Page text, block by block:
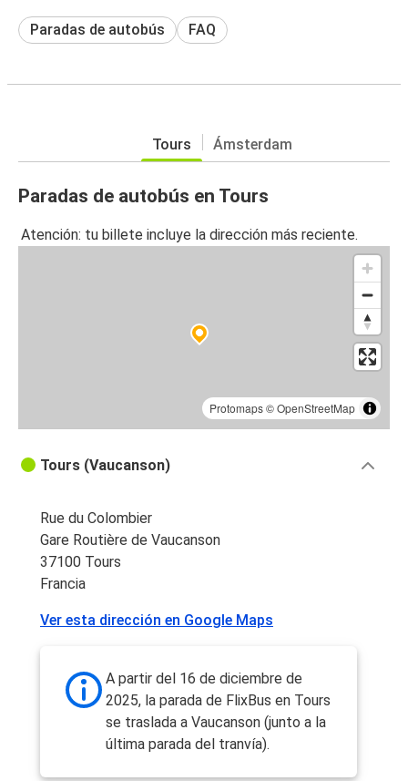
Paradas de autobús FAQ
Tours Ámsterdam
Paradas de autobús en Tours
Atención: tu billete incluye la dirección más reciente.
Protomaps©OpenStreetMap
Tours (Vaucanson)
Rue du Colombier
Gare Routière de Vaucanson
37100 Tours
Francia
Ver esta dirección en Google Maps
A partir del 16 de diciembre de
2025, la parada de FlixBus en Tours
se traslada a Vaucanson (junto a la
última parada del tranvía).